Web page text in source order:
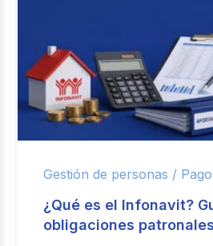
Gestión de personas /
¿Qué es el Infonavit?
obligaciones patronales